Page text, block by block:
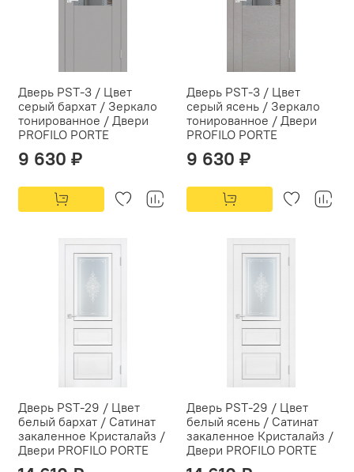
Дверь PST-3 / Цвет
серый бархат / Зеркало
тонированное / Двери
PROFILO PORTE
9 630 ₽
Дверь PST-3 / Цвет
серый ясень / Зеркало
тонированное / Двери
PROFILO PORTE
9 630 ₽
Дверь PST-29 / Цвет
белый бархат / Сатинат
закаленное Кристалайз /
Двери PROFILO PORTE
Дверь PST-29 / Цвет
белый ясень / Сатинат
закаленное Кристалайз /
Двери PROFILO PORTE